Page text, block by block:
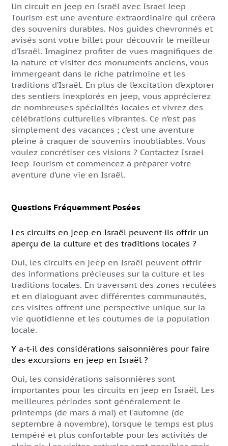
Un circuit en jeep en Israël avec Israel Jeep
Tourism est une aventure extraordinaire qui créera
des souvenirs durables. Nos guides chevronnés et
avisés sont votre billet pour découvrir le meilleur
d’Israël. Imaginez profiter de vues magnifiques de
la nature et visiter des monuments anciens, vous
immergeant dans le riche patrimoine et les
traditions d’Israël. En plus de l’excitation d’explorer
des sentiers inexplorés en jeep, vous apprécierez
de nombreuses spécialités locales et vivrez des
célébrations culturelles vibrantes. Ce n’est pas
simplement des vacances ; c’est une aventure
pleine à craquer de souvenirs inoubliables. Vous
voulez concrétiser ces visions ? Contactez Israel
Jeep Tourism et commencez à préparer votre
aventure d’une vie en Israël.
Questions Fréquemment Posées
Les circuits en jeep en Israël peuvent-ils offrir un
aperçu de la culture et des traditions locales ?
Oui, les circuits en jeep en Israël peuvent offrir
des informations précieuses sur la culture et les
traditions locales. En traversant des zones reculées
et en dialoguant avec différentes communautés,
ces visites offrent une perspective unique sur la
vie quotidienne et les coutumes de la population
locale.
Y a-t-il des considérations saisonnières pour faire
des excursions en jeep en Israël ?
Oui, les considérations saisonnières sont
importantes pour les circuits en jeep en Israël. Les
meilleures périodes sont généralement le
printemps (de mars à mai) et l'automne (de
septembre à novembre), lorsque le temps est plus
tempéré et plus confortable pour les activités de